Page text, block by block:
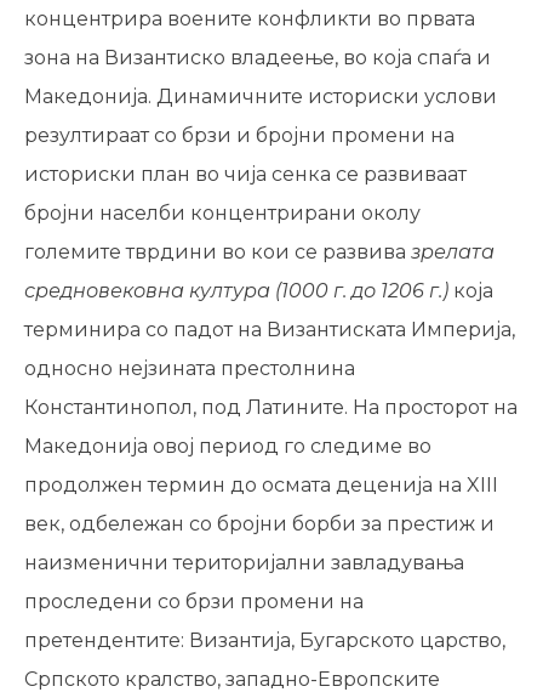
концентрира воените конфликти во првата
зона на Византиско владеење, во која спаѓа и
Македонија. Динамичните историски услови
резултираат со брзи и бројни промени на
историски план во чија сенка се развиваат
бројни населби концентрирани околу
големите тврдини во кои се развива зрелата
средновековна култура (1000 г. до 1206 г.) која
терминира со падот на Византиската Империја,
односно нејзината престолнина
Константинопол, под Латините. На просторот на
Македонија овој период го следиме во
продолжен термин до осмата деценија на XIII
век, одбележан со бројни борби за престиж и
наизменични територијални завладувања
проследени со брзи промени на
претендентите: Византија, Бугарското царство,
Српското кралство, западно-Европските